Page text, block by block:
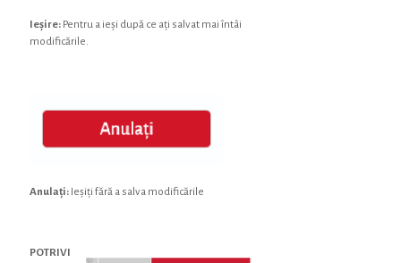
Ieșire: Pentru a ieși după ce ați salvat mai întâi
modificările.
Anulați: Ieșiți fără a salva modificările
POTRIVI